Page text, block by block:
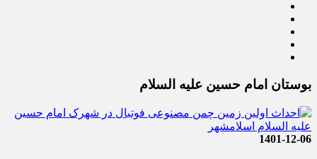
بوستان امام حسین علیه السلام
1401-12-06